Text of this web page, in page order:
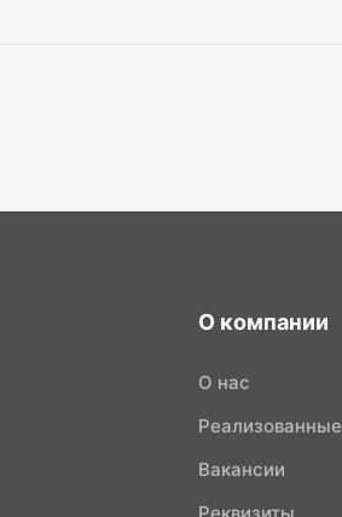
О компании
О нас
Вакансии